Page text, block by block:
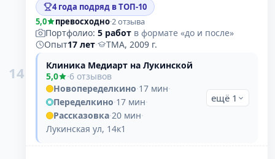
14
4 года подряд в ТОП-10
5,0
превосходно·2 отзыва
Портфолио: 5 работ в формате «до и после»
Опыт17 лет·
ТМА, 2009 г.
Клиника Медиарт на Лукинской
5,0
·6 отзывов
Новопеределкино·17 мин·
Переделкино·17 мин·
Рассказовка·20 мин·
Лукинская ул, 14к1
ещё 1